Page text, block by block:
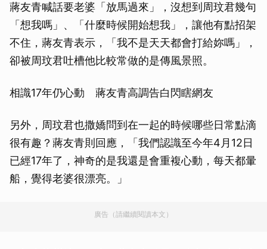
蔣友青喊話要老婆「放馬過來」，沒想到周玟君幾句
「想我嗎」、「什麼時候開始想我」，讓他有點招架
不住，蔣友青表示，「我不是天天都會打給妳嗎」，
卻被周玟君吐槽他比較常做的是傳風景照。
相識17年仍心動 蔣友青高調告白閃瞎網友
另外，周玟君也撒嬌問到在一起的時候哪些日常點滴
很有趣？蔣友青則回應，「我們認識至今年4月12日
已經17年了，神奇的是我還是會重複心動，每天都暈
船，覺得老婆很漂亮。」
廣告（請繼續閱讀本文）